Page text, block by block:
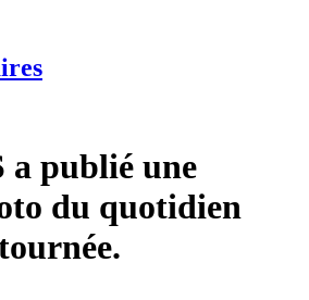
a publié une
du quotidien